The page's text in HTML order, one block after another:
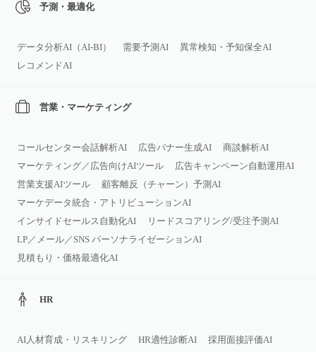
予測・最適化
データ分析AI（AI‑BI） 需要予測AI
異常検知・予知保全AI
レコメンドAI
営業・マーケティング
コールセンター会話解析AI 広告バナー生成AI
商談解析AI
マーケティング／広告向けAIツール
広告キャンペーン自動運用AI
営業支援AIツール
顧客離反（チャーン）予測AI
マーケデータ統合・アトリビューションAI
インサイドセールス自動化AI
リードスコアリング/受注予測AI
LP／メール／SNS パーソナライゼーションAI
見積もり・価格最適化AI
HR
AI人材育成・リスキリング HR適性診断AI
採用面接評価AI